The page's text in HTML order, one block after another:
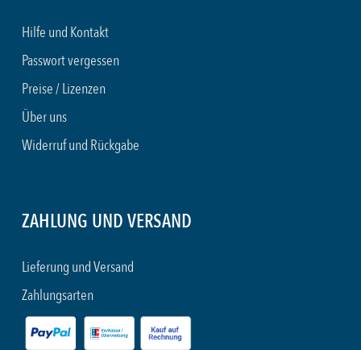
Hilfe und Kontakt
Passwort vergessen
Preise / Lizenzen
Über uns
Widerruf und Rückgabe
ZAHLUNG UND VERSAND
Lieferung und Versand
Zahlungsarten